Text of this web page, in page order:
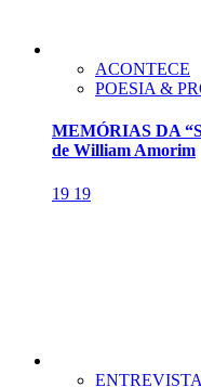
ACONTECE
POESIA &
MEMÓRIAS DA
de William Amorim
19 19